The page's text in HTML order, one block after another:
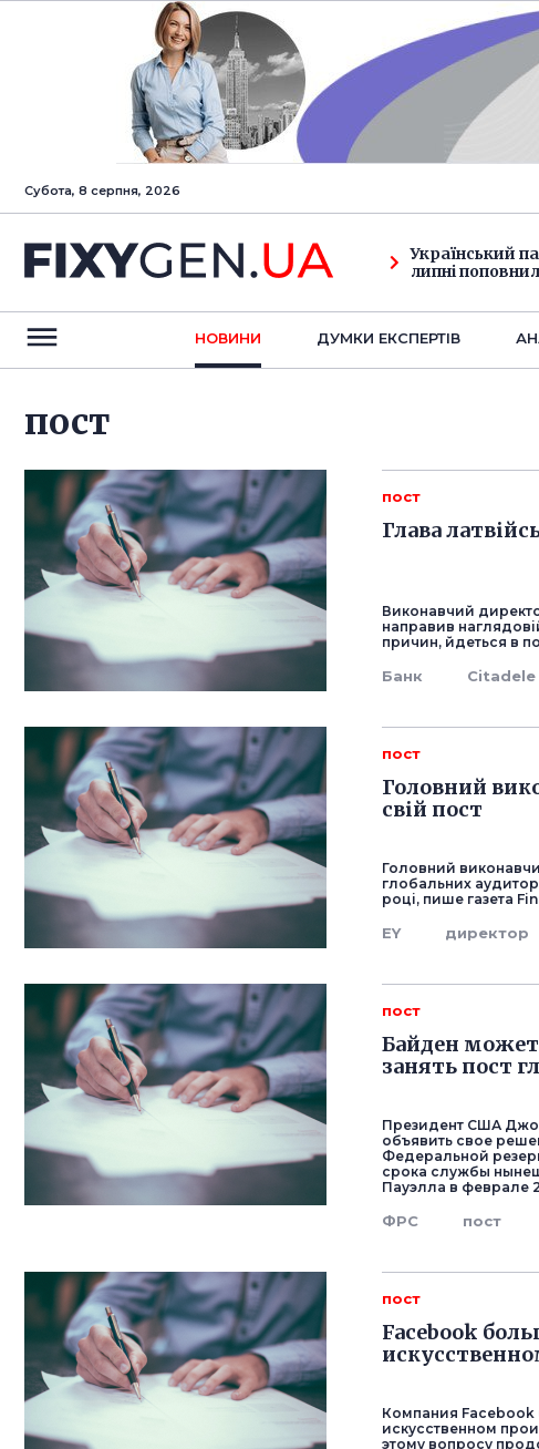
Субота, 8 серпня, 2026
Український
липні
НОВИНИ ДУМКИ ЕКСПЕРТIВ
пост
пост
Глава
Виконавчий
направив
причин, йдеться в
Банк Citadele
пост
Головний
свій пост
Головний
глобальних
році, пише газета
EY директор
пост
Байден
занять пост
Президент США Джо
объявить свое
Федеральной
срока службы
Пауэлла в феврале
ФРС пост
пост
Facebook
Компания Facebook
искусственном
этому вопросу